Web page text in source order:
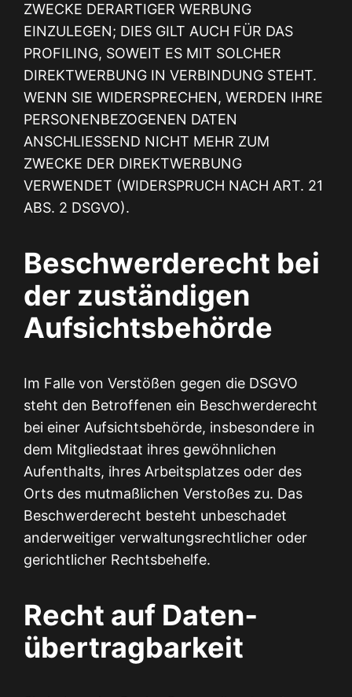
ZWECKE DERARTIGER WERBUNG
EINZULEGEN; DIES GILT AUCH FÜR DAS
PROFILING, SOWEIT ES MIT SOLCHER
DIREKTWERBUNG IN VERBINDUNG STEHT.
WENN SIE WIDERSPRECHEN, WERDEN IHRE
PERSONENBEZOGENEN DATEN
ANSCHLIESSEND NICHT MEHR ZUM
ZWECKE DER DIREKTWERBUNG
VERWENDET (WIDERSPRUCH NACH ART. 21
ABS. 2 DSGVO).
Beschwerde­recht bei
der zuständigen
Aufsichts­behörde
Im Falle von Verstößen gegen die DSGVO
steht den Betroffenen ein Beschwerderecht
bei einer Aufsichtsbehörde, insbesondere in
dem Mitgliedstaat ihres gewöhnlichen
Aufenthalts, ihres Arbeitsplatzes oder des
Orts des mutmaßlichen Verstoßes zu. Das
Beschwerderecht besteht unbeschadet
anderweitiger verwaltungsrechtlicher oder
gerichtlicher Rechtsbehelfe.
Recht auf Daten­
übertrag­barkeit